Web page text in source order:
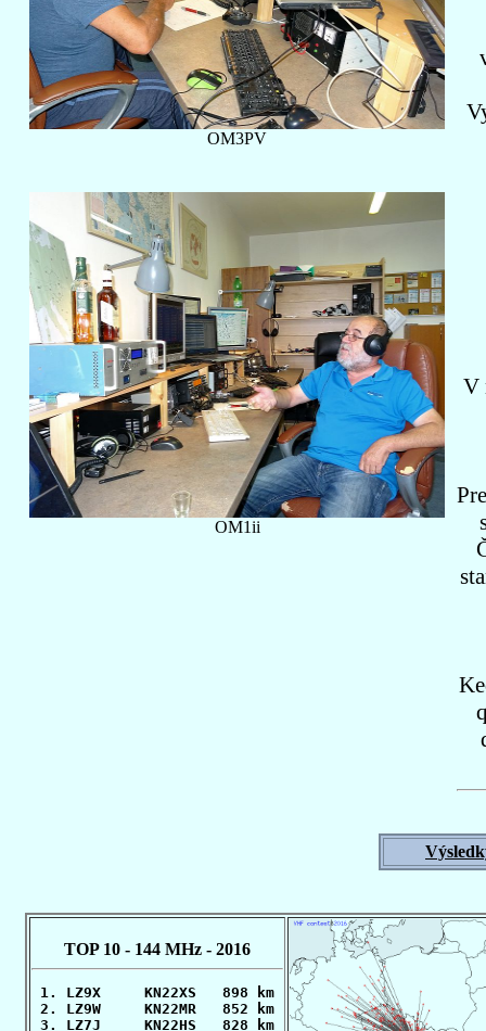
OM3PV
OM1ii
V
TOP 10 - 144 MHz - 2016
1. LZ9X     KN22XS   898 km
2. LZ9W     KN22MR   852 km
3. LZ7J     KN22HS   828 km